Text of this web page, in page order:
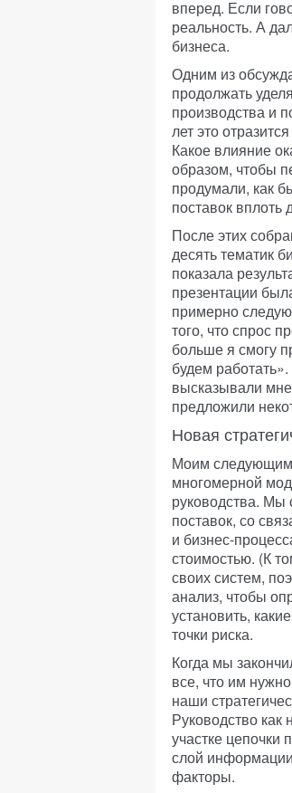
вперед. Если
реальность. А
бизнеса.
Одним из
продолжать
производства и
лет это
Какое влияние
образом, чтобы
продумали, как
поставок вплоть
После этих
десять тематик
показала
презентации
примерно
того, что спрос
больше я смогу
будем
высказывали
предложили
Новая
Моим следующим
многомерной
руководства. Мы
поставок, со
и бизнес-
стоимостью. (К
своих систем,
анализ, чтобы
установить,
точки риска.
Когда мы
все, что им
наши
Руководство как
участке цепочки
слой
факторы.